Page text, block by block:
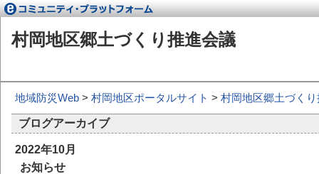
村岡地区郷土づくり推進会議
地域防災Web > 村岡地区ポータルサイト > 村岡地区郷土づく
ブログアーカイブ
2022年10月
お知らせ